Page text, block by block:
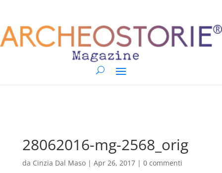
28062016-mg-2568_orig
da Cinzia Dal Maso| Apr 26, 2017| 0 commenti